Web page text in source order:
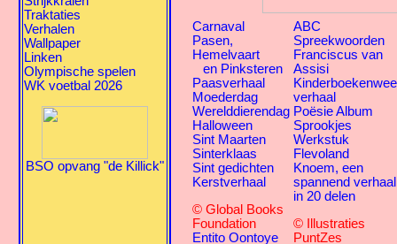
Traktaties
Verhalen
Wallpaper
Linken
Olympische spelen
WK voetbal 2026
BSO opvang "de Killick"
Carnaval
Pasen,
Hemelvaart
en Pinksteren
Paasverhaal
Moederdag
Werelddierendag
Halloween
Sint Maarten
Sinterklaas
Sint gedichten
Kerstverhaal
© Global Books
Foundation
Entito Oontoye
ABC
Spreekwoorden
Franciscus van
Assisi
verhaal
Poësie Album
Sprookjes
Werkstuk
Flevoland
Knoem, een
spannend verhaal
in 20 delen
© Illustraties
PuntZes